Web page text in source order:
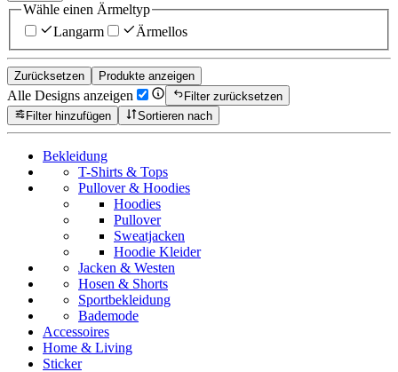
Wähle einen Ärmeltyp
Langarm
Ärmellos
Zurücksetzen Produkte anzeigen
Alle Designs anzeigen
Filter zurücksetzen
Filter hinzufügen
Sortieren nach
Bekleidung
T-Shirts & Tops
Pullover & Hoodies
Hoodies
Pullover
Sweatjacken
Hoodie Kleider
Jacken & Westen
Hosen & Shorts
Sportbekleidung
Bademode
Accessoires
Home & Living
Sticker